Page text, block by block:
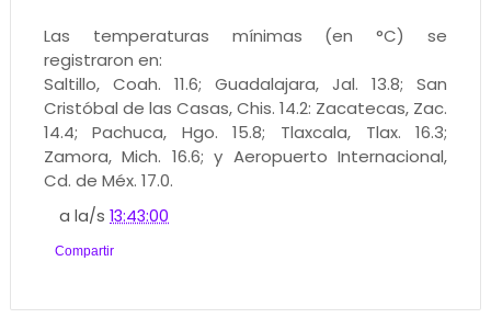
Las temperaturas mínimas (en °C) se
registraron en:
Saltillo, Coah. 11.6; Guadalajara, Jal. 13.8; San
Cristóbal de las Casas, Chis. 14.2: Zacatecas, Zac.
14.4; Pachuca, Hgo. 15.8; Tlaxcala, Tlax. 16.3;
Zamora, Mich. 16.6; y Aeropuerto Internacional,
Cd. de Méx. 17.0.
a la/s13:43:00
Compartir